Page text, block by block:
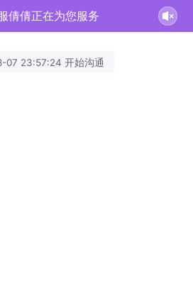
倩倩正在为您服务
07 23:57:24 开始沟通